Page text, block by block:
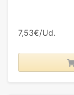
7,53€/Ud.